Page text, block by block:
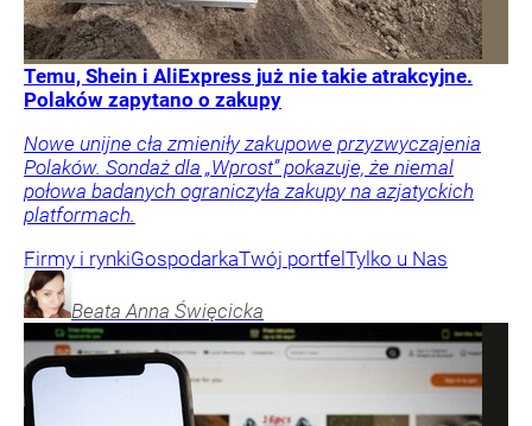
Temu, Shein i AliExpress już nie takie atrakcyjne.
Polaków zapytano o zakupy
Nowe unijne cła zmieniły zakupowe przyzwyczajenia
Polaków. Sondaż dla „Wprost” pokazuje, że niemal
połowa badanych ograniczyła zakupy na azjatyckich
platformach.
Firmy i rynkiGospodarkaTwój portfel Tylko u Nas
Beata Anna Święcicka